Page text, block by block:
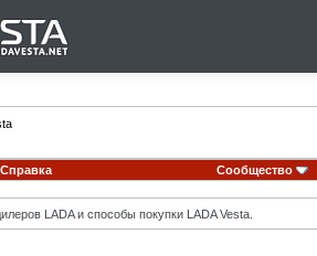
Справка Сообщество
LADA и способы покупки LADA Vesta.